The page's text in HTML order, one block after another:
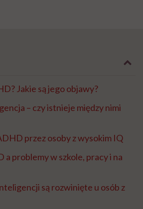
Jakie są jego objawy?
– czy istnieje między nimi
przez osoby z wysokim IQ
a problemy w szkole, pracy i na
są rozwinięte u osób z